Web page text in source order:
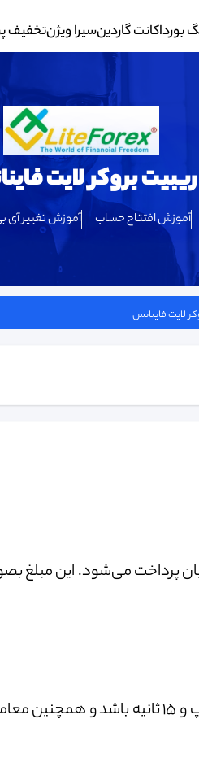
بورداکانت گاردینسیرا ویژنتخفیف
ریبیت بروکر لایت
آموزش افتتاح حساب آموزش تغییر آی
لایت فاینانس
به مشتریان پرداخت می‌شود. این
لایت‌فاینانس به معاملاتی فاصله ی باز و بسته شدن اونها